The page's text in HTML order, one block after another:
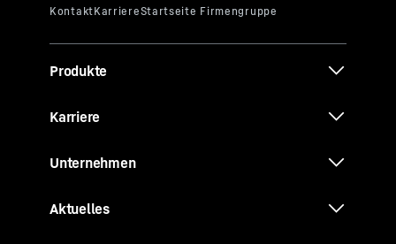
Produkte
Karriere
Unternehmen
Aktuelles